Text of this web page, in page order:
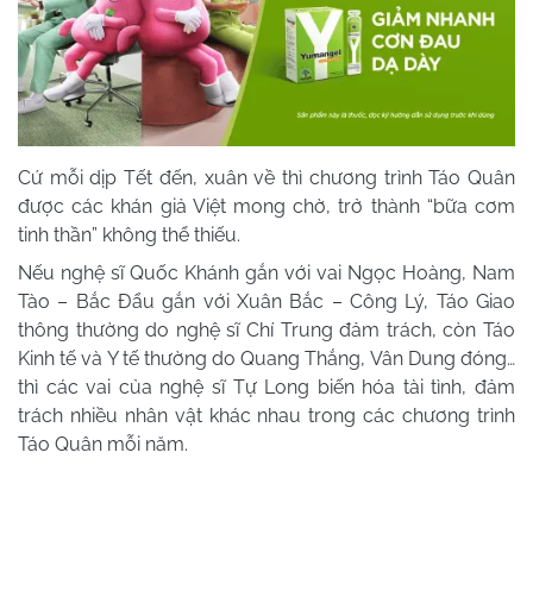
Cứ mỗi dịp Tết đến, xuân về thì chương trình Táo Quân
được các khán giả Việt mong chờ, trở thành “bữa cơm
tinh thần” không thể thiếu.
Nếu nghệ sĩ Quốc Khánh gắn với vai Ngọc Hoàng, Nam
Tào – Bắc Đẩu gắn với Xuân Bắc – Công Lý, Táo Giao
thông thường do nghệ sĩ Chí Trung đảm trách, còn Táo
Kinh tế và Y tế thường do Quang Thắng, Vân Dung đóng…
thì các vai của nghệ sĩ Tự Long biến hóa tài tình, đảm
trách nhiều nhân vật khác nhau trong các chương trình
Táo Quân mỗi năm.